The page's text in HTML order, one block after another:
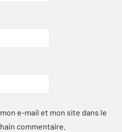
e-mail et mon site dans le
commentaire.